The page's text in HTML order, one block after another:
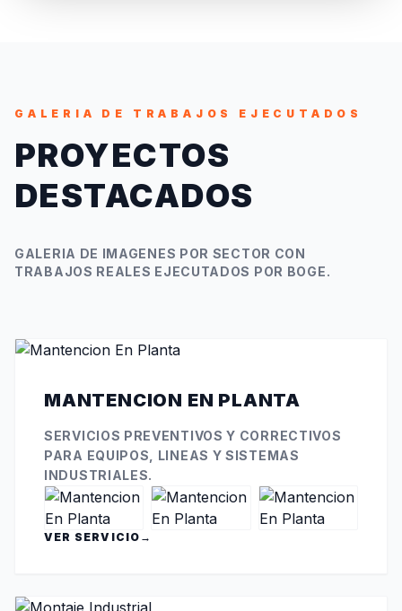
GALERIA DE TRABAJOS EJECUTADOS
PROYECTOS
DESTACADOS
GALERIA DE IMAGENES POR SECTOR CON
TRABAJOS REALES EJECUTADOS POR BOGE.
MANTENCION EN PLANTA
SERVICIOS PREVENTIVOS Y CORRECTIVOS
PARA EQUIPOS, LINEAS Y SISTEMAS
INDUSTRIALES.
VER SERVICIO →